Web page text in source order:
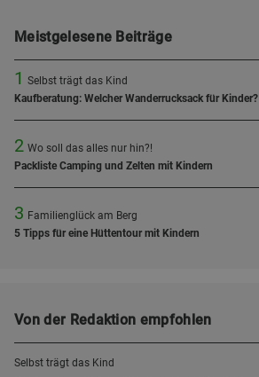
Meistgelesene Beiträge
1 Selbst trägt das Kind
Kaufberatung: Welcher Wanderrucksack für Kinder?
2 Wo soll das alles nur hin?!
Packliste Camping und Zelten mit Kindern
3 Familienglück am Berg
5 Tipps für eine Hüttentour mit Kindern
Von der Redaktion empfohlen
Selbst trägt das Kind